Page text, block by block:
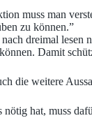
muss man
zu können.”
nach dreimal
Damit
die weitere
hat, muss